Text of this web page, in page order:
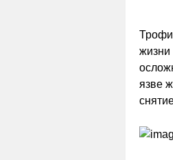
жизни
язве